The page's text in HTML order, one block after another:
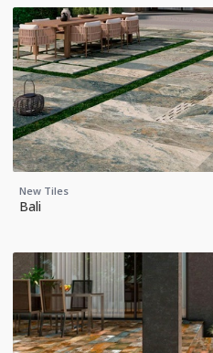
New Tiles
Bali